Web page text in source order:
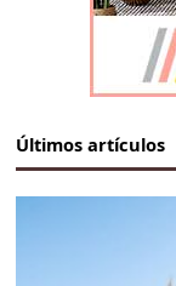
Últimos artículos